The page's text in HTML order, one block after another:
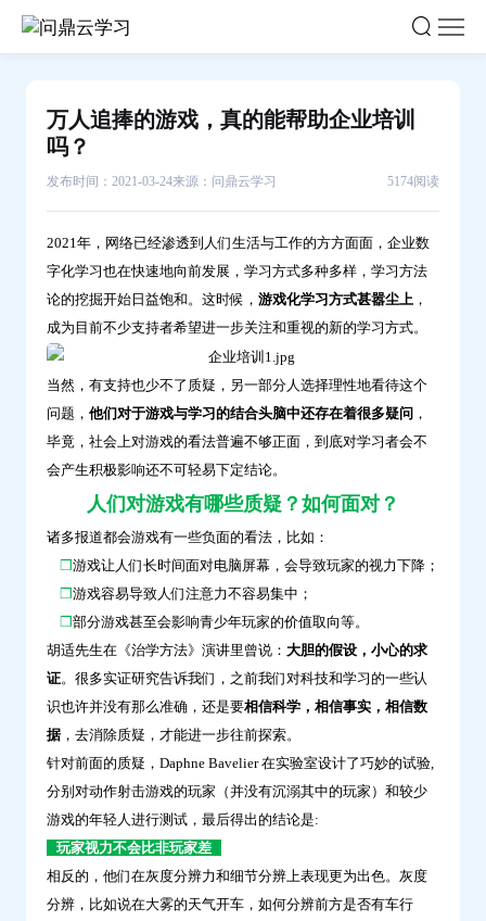
吗？-
万人追捧的游戏，真的能帮助企业培训
吗？
发布时间：2021-03-24来源：问鼎云学习 5174阅读
2021年，网络已经渗透到人们生活与工作的方方面面，企业数
字化学习也在快速地向前发展，学习方式多种多样，学习方法
论的挖掘开始日益饱和。这时候， 游戏化学习方式甚嚣尘上 ，
成为目前不少支持者希望进一步关注和重视的新的学习方式。
当然，有支持也少不了质疑，另一部分人选择理性地看待这个
问题， 他们对于游戏与学习的结合头脑中还存在着很多疑问 ，
毕竟，社会上对游戏的看法普遍不够正面，到底对学习者会不
会产生积极影响还不可轻易下定结论。
人们对游戏有哪些质疑？如何面对？
诸多报道都会游戏有一些负面的看法，比如：
❒游戏让人们长时间面对电脑屏幕，会导致玩家的视力下降；
❒游戏容易导致人们注意力不容易集中；
❒部分游戏甚至会影响青少年玩家的价值取向等。
胡适先生在《治学方法》演讲里曾说： 大胆的假设，小心的求
证。很多实证研究告诉我们，之前我们对科技和学习的一些认
识也许并没有那么准确，还是要相信科学，相信事实，相信数
据 ，去消除质疑，才能进一步往前探索。
针对前面的质疑，Daphne Bavelier 在实验室设计了巧妙的试验,
分别对动作射击游戏的玩家（并没有沉溺其中的玩家）和较少
游戏的年轻人进行测试，最后得出的结论是:
玩家视力不会比非玩家差
相反的，他们在灰度分辨力和细节分辨上表现更为出色。灰度
分辨，比如说在大雾的天气开车，如何分辨前方是否有车行